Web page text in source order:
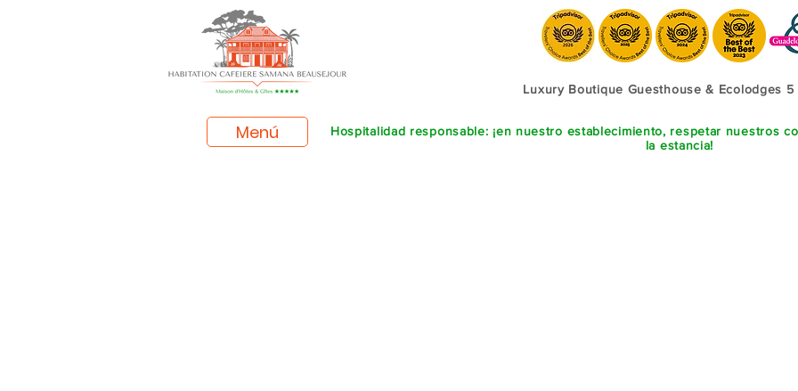
Luxury Boutique Guesthouse & Ecolodges
Menú
Hospitalidad responsable: ¡en nuestro establecimiento, respetar nuestros
la estancia!